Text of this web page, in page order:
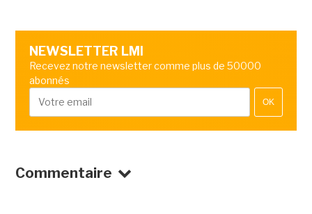
NEWSLETTER LMI
Recevez notre newsletter comme plus de 50000
abonnés
OK
Commentaire